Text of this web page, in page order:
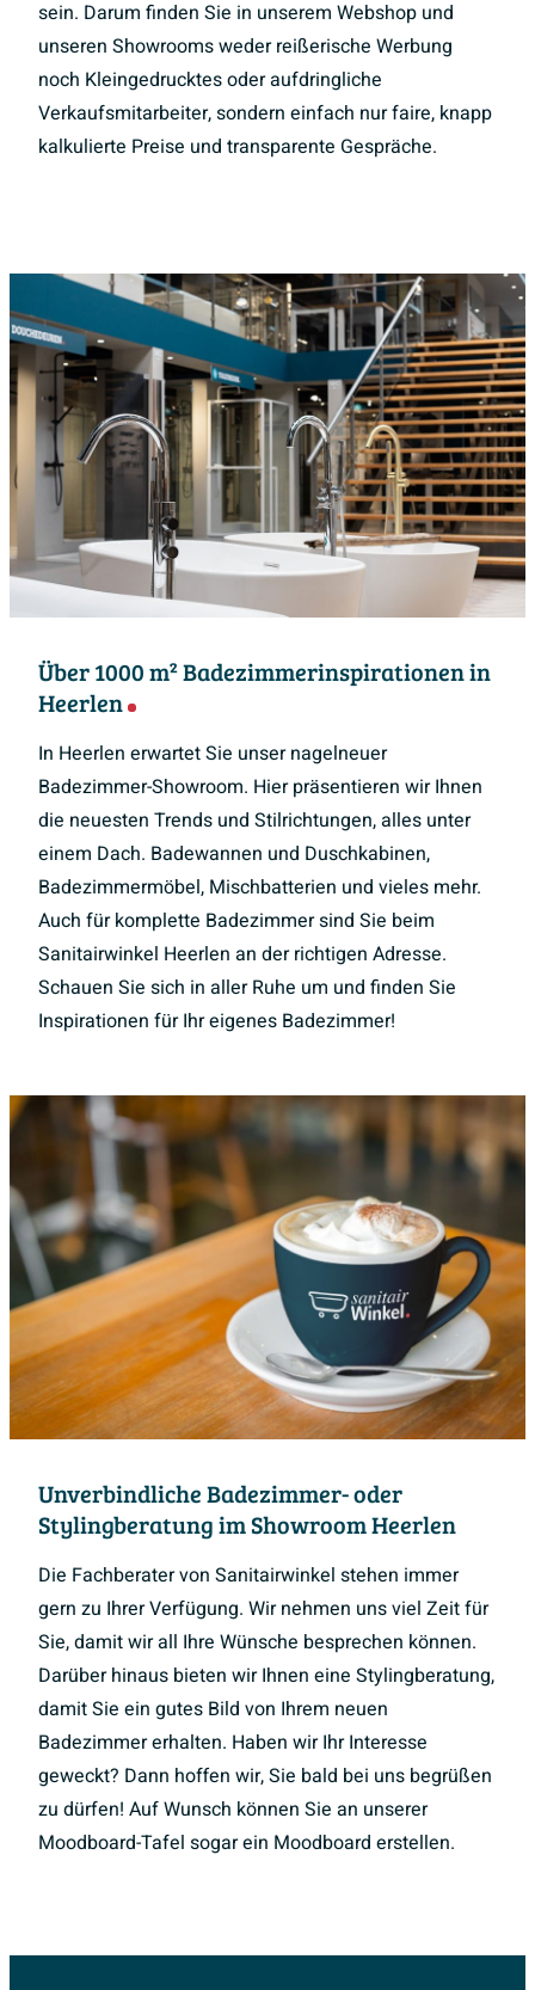
sein. Darum finden Sie in unserem Webshop und
unseren Showrooms weder reißerische Werbung
noch Kleingedrucktes oder aufdringliche
Verkaufsmitarbeiter, sondern einfach nur faire, knapp
kalkulierte Preise und transparente Gespräche.
Über 1000 m² Badezimmerinspirationen in
Heerlen
In Heerlen erwartet Sie unser nagelneuer
Badezimmer-Showroom. Hier präsentieren wir Ihnen
die neuesten Trends und Stilrichtungen, alles unter
einem Dach. Badewannen und Duschkabinen,
Badezimmermöbel, Mischbatterien und vieles mehr.
Auch für komplette Badezimmer sind Sie beim
Sanitairwinkel Heerlen an der richtigen Adresse.
Schauen Sie sich in aller Ruhe um und finden Sie
Inspirationen für Ihr eigenes Badezimmer!
Unverbindliche Badezimmer- oder
Stylingberatung im Showroom Heerlen
Die Fachberater von Sanitairwinkel stehen immer
gern zu Ihrer Verfügung. Wir nehmen uns viel Zeit für
Sie, damit wir all Ihre Wünsche besprechen können.
Darüber hinaus bieten wir Ihnen eine Stylingberatung,
damit Sie ein gutes Bild von Ihrem neuen
Badezimmer erhalten. Haben wir Ihr Interesse
geweckt? Dann hoffen wir, Sie bald bei uns begrüßen
zu dürfen! Auf Wunsch können Sie an unserer
Moodboard-Tafel sogar ein Moodboard erstellen.